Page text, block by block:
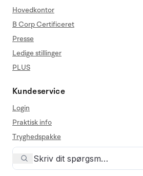
Hovedkontor
B Corp Certificeret
Presse
Ledige stillinger
PLUS
Kundeservice
Login
Praktisk info
Tryghedspakke